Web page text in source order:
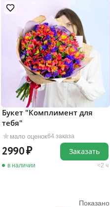
мало оценок64 заказа
Букет "Комплимент для
тебя"
2990
в наличии 2 ч
Заказать
Показано